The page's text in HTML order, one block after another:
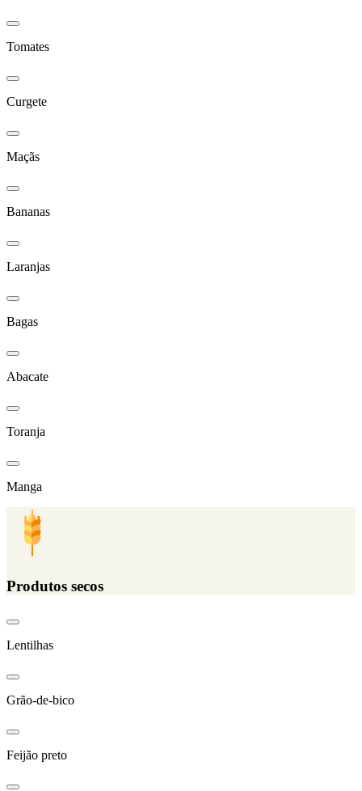
Tomates
Curgete
Maçãs
Bananas
Laranjas
Bagas
Abacate
Toranja
Manga
Produtos secos
Lentilhas
Grão-de-bico
Feijão preto